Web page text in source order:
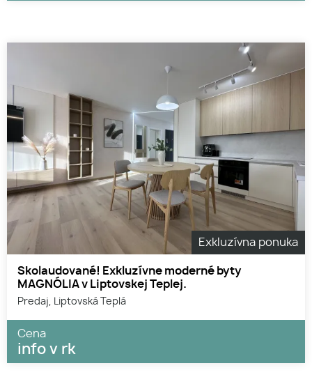
Exkluzívna ponuka
Skolaudované! Exkluzívne moderné byty
MAGNÓLIA v Liptovskej Teplej.
Predaj, Liptovská Teplá
Cena
info v rk